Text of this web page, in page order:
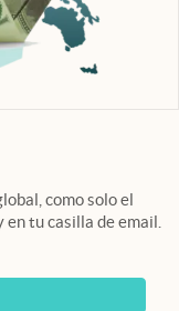
pestaña
como solo el
tu casilla de email.